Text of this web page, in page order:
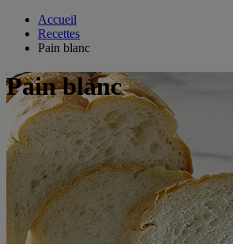
Accueil
Recettes
Pain blanc
Pain blanc